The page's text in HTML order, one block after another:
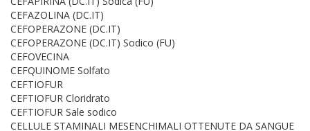
CEFAZOLINA (DC.IT)
CEFOPERAZONE (DC.IT)
CEFOPERAZONE (DC.IT) Sodico (FU)
CEFOVECINA
CEFQUINOME Solfato
CEFTIOFUR
CEFTIOFUR Cloridrato
CEFTIOFUR Sale sodico
CELLULE STAMINALI MESENCHIMALI OTTENUTE DA SANGUE